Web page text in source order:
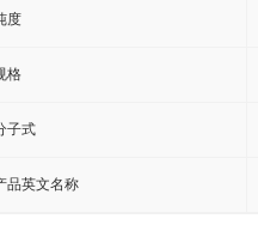
度
格
子式
品英文名称